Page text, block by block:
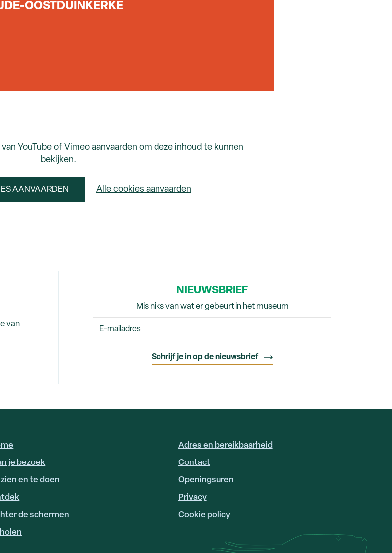
OOSTDUINKERKE
YouTube of Vimeo aanvaarden om deze inhoud te kunnen
bekijken.
AANVAARDEN Alle cookies aanvaarden
van
NIEUWSBRIEF
Mis niks van wat er gebeurt in het museum
je bezoek
zien en te doen
de schermen
FOOTER
LINKS
Adres en bereikbaarheid
Contact
Openingsuren
Privacy
Cookie policy